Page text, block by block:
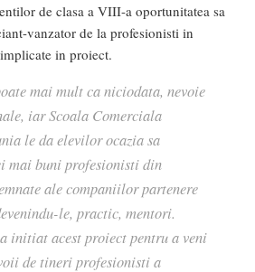
de clasa a VIII-a oportunitatea sa
vanzator de la profesionisti in
in proiect.
mai mult ca niciodata, nevoie
iar Scoala Comerciala
le da elevilor ocazia sa
mai buni profesionisti din
ale companiilor partenere
le, practic, mentori.
initiat acest proiect pentru a veni
de tineri profesionisti a